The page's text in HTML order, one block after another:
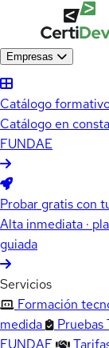
Empresas
Catálogo
Catálogo en
FUNDAE
Probar gratis con
Alta inmediata ·
guiada
Servicios
Formación
medida
Pruebas
FUNDAE